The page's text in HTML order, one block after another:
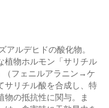
アルデヒドの酸化物。
植物ホルモン「サリチル
（フェニルアラニン→ケ
リチル酸を合成し、特
物の抵抗性に関与。ま